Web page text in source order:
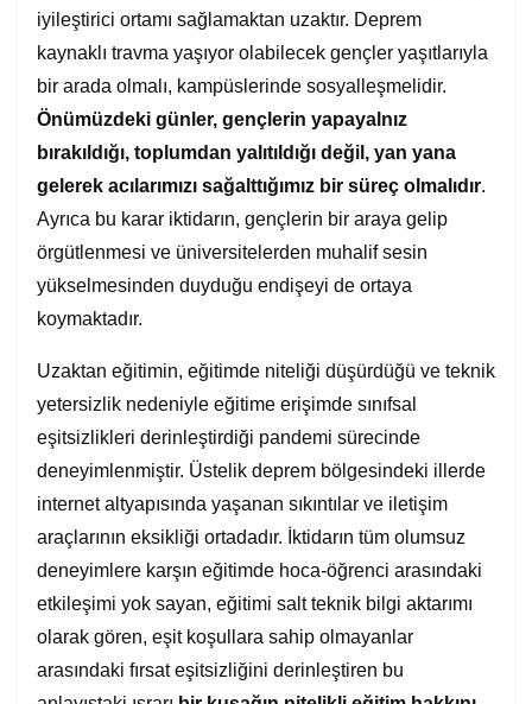
iyileştirici ortamı sağlamaktan uzaktır. Deprem
kaynaklı travma yaşıyor olabilecek gençler yaşıtlarıyla
bir arada olmalı, kampüslerinde sosyalleşmelidir.
Önümüzdeki günler, gençlerin yapayalnız
bırakıldığı, toplumdan yalıtıldığı değil, yan yana
gelerek acılarımızı sağalttığımız bir süreç olmalıdır.
Ayrıca bu karar iktidarın, gençlerin bir araya gelip
örgütlenmesi ve üniversitelerden muhalif sesin
yükselmesinden duyduğu endişeyi de ortaya
koymaktadır.
Uzaktan eğitimin, eğitimde niteliği düşürdüğü ve teknik
yetersizlik nedeniyle eğitime erişimde sınıfsal
eşitsizlikleri derinleştirdiği pandemi sürecinde
deneyimlenmiştir. Üstelik deprem bölgesindeki illerde
internet altyapısında yaşanan sıkıntılar ve iletişim
araçlarının eksikliği ortadadır. İktidarın tüm olumsuz
deneyimlere karşın eğitimde hoca-öğrenci arasındaki
etkileşimi yok sayan, eğitimi salt teknik bilgi aktarımı
olarak gören, eşit koşullara sahip olmayanlar
arasındaki fırsat eşitsizliğini derinleştiren bu